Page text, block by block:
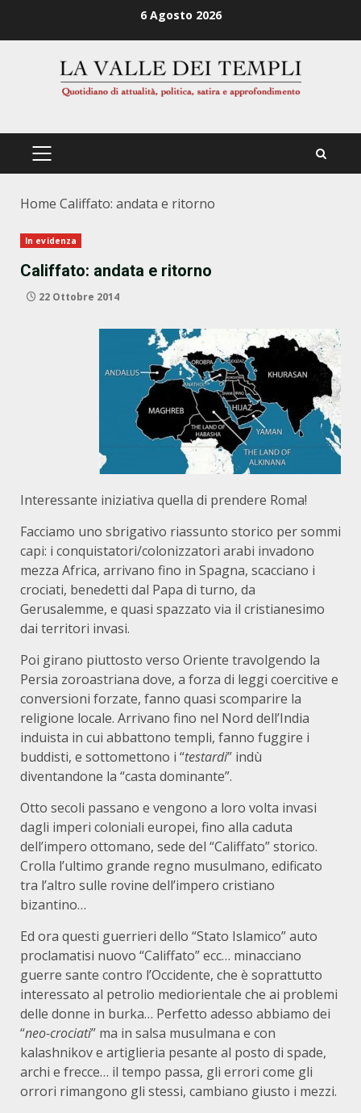
6 Agosto 2026
PRIMÄRES
Home Califfato: andata e ritorno
In evidenza
Califfato: andata e ritorno
22 Ottobre 2014
Interessante iniziativa quella di prendere Roma!
Facciamo uno sbrigativo riassunto storico per sommi
capi: i conquistatori/colonizzatori arabi invadono
mezza Africa, arrivano fino in Spagna, scacciano i
crociati, benedetti dal Papa di turno, da
Gerusalemme, e quasi spazzato via il cristianesimo
dai territori invasi.
Poi girano piuttosto verso Oriente travolgendo la
Persia zoroastriana dove, a forza di leggi coercitive e
conversioni forzate, fanno quasi scomparire la
religione locale. Arrivano fino nel Nord dell’India
induista in cui abbattono templi, fanno fuggire i
buddisti, e sottomettono i “testardi” indù
diventandone la “casta dominante”.
Otto secoli passano e vengono a loro volta invasi
dagli imperi coloniali europei, fino alla caduta
dell’impero ottomano, sede del “Califfato” storico.
Crolla l’ultimo grande regno musulmano, edificato
tra l’altro sulle rovine dell’impero cristiano
bizantino…
Ed ora questi guerrieri dello “Stato Islamico” auto
proclamatisi nuovo “Califfato” ecc… minacciano
guerre sante contro l’Occidente, che è soprattutto
interessato al petrolio mediorientale che ai problemi
delle donne in burka… Perfetto adesso abbiamo dei
“neo-crociati” ma in salsa musulmana e con
kalashnikov e artiglieria pesante al posto di spade,
archi e frecce… il tempo passa, gli errori come gli
orrori rimangono gli stessi, cambiano giusto i mezzi.